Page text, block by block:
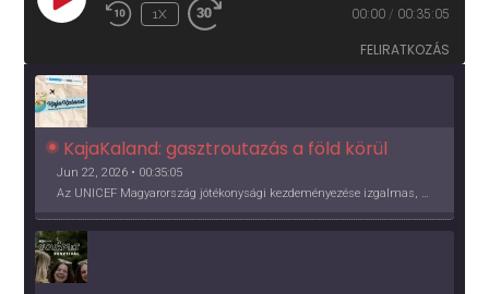
PLAY
EPISODE
1X 00:00 / 00:35:05
FELIRATKOZÁS
KajaKaland: gasztroutazás a föld körül
Jun 22, 2026 • 00:35:05
Az UNICEF Magyarország jótékonysági kezdeményezése izgalmas, egész éves világkörüli ízutazásra hív, igazi családi program és gasztroedukáció, illetve segítség a rászorulóknak is egyben.